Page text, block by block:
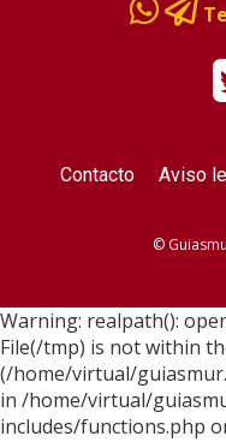
Contacto Aviso
©
Warning: realpath():
File(/tmp) is not within
(/home/virtual/
in /home/virtual/
includes/functions.php